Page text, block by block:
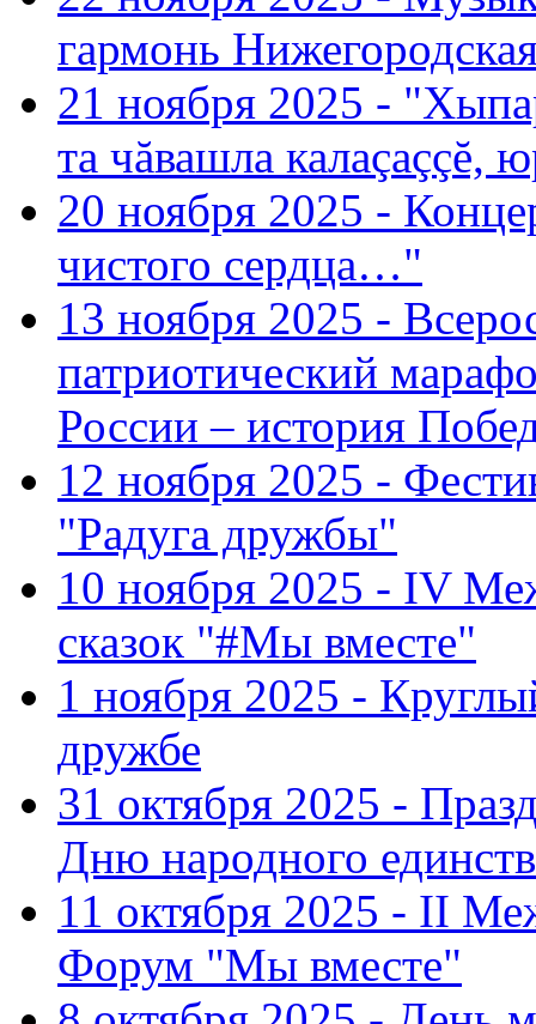
гармонь
21 ноября 2025 -
та чăвашла калаçаççĕ,
20 ноября 2025 -
чистого сердца…"
13 ноября 2025 -
патриотический
России – история
12 ноября 2025 -
"Радуга дружбы"
10 ноября 2025 - IV
сказок "#Мы вместе"
1 ноября 2025 -
дружбе
31 октября 2025 -
Дню народного
11 октября 2025 - II
Форум "Мы вместе"